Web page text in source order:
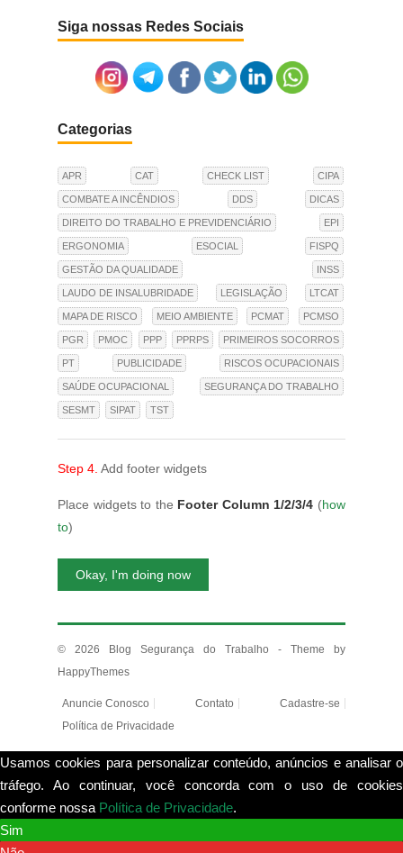
Siga nossas Redes Sociais
Categorias
APR CAT CHECK LIST CIPA
COMBATE A INCÊNDIOS DDS DICAS
DIREITO DO TRABALHO E PREVIDENCIÁRIO EPI
ERGONOMIA ESOCIAL FISPQ
GESTÃO DA QUALIDADE INSS
LAUDO DE INSALUBRIDADE LEGISLAÇÃO LTCAT
MAPA DE RISCO MEIO AMBIENTE PCMAT PCMSO
PGR PMOC PPP PPRPS PRIMEIROS SOCORROS
PT PUBLICIDADE RISCOS OCUPACIONAIS
SAÚDE OCUPACIONAL SEGURANÇA DO TRABALHO
SESMT SIPAT TST
Step 4. Add footer widgets
Place widgets to the Footer Column 1/2/3/4 (how
to)
Okay, I'm doing now
© 2026 Blog Segurança do Trabalho - Theme by
HappyThemes
Anuncie Conosco Contato
Cadastre-se
Política de Privacidade
Usamos cookies para personalizar conteúdo, anúncios e analisar o
tráfego. Ao continuar, você concorda com o uso de cookies
conforme nossa Política de Privacidade.
Sim